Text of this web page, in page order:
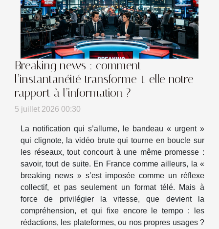
Breaking news : comment
l’instantanéité transforme-t-elle notre
rapport à l’information ?
5 juillet 2026 00:30
La notification qui s’allume, le bandeau « urgent »
qui clignote, la vidéo brute qui tourne en boucle sur
les réseaux, tout concourt à une même promesse :
savoir, tout de suite. En France comme ailleurs, la «
breaking news » s’est imposée comme un réflexe
collectif, et pas seulement un format télé. Mais à
force de privilégier la vitesse, que devient la
compréhension, et qui fixe encore le tempo : les
rédactions, les plateformes, ou nos propres usages ?